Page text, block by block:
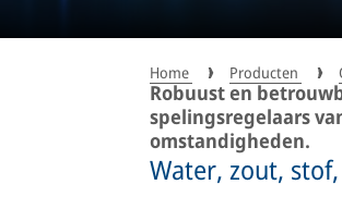
Home Producten
Robuust en
spelingsregelaars
omstandigheden.
Water, zout,